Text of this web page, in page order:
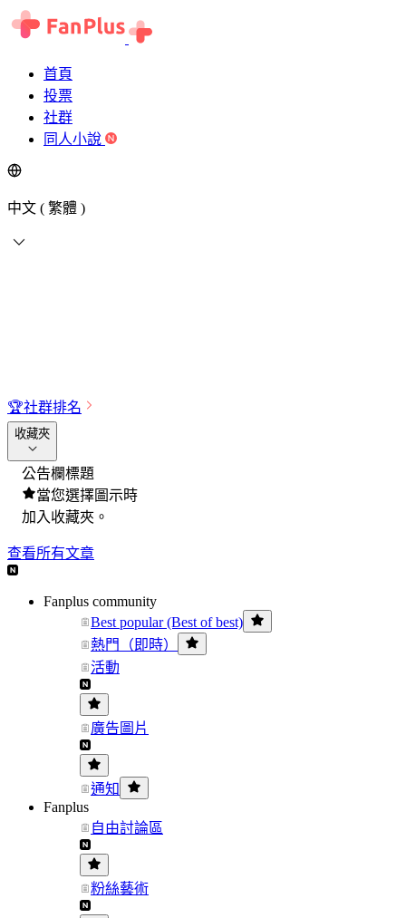
首頁
投票
社群
同人小說
中文 ( 繁體 )
🏆社群排名
收藏夾
公告欄標題
當您選擇圖示時
加入收藏夾。
查看所有文章
Fanplus community
Best popular (Best of best)
熱門（即時）
活動
廣告圖片
通知
Fanplus
自由討論區
粉絲藝術